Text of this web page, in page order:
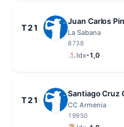
T21
Juan Carlos
La Sabana
8738
Idx-1,0
T21
Santiago Cruz
CC Armenia
19950